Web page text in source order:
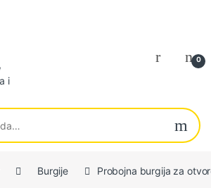
0
Burgije Probojna burgija za